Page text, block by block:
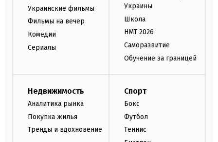
Украинские фильмы
Фильмы на вечер
Комедии
Сериалы
Украины
Школа
НМТ 2026
Саморазвитие
Обучение за границей
Недвижимость
Аналитика рынка
Покупка жилья
Тренды и вдохновение
Спорт
Бокс
Футбол
Теннис